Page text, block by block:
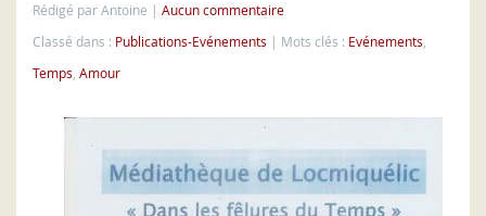
Rédigé par Antoine
Aucun commentaire
Classé dans : Publications-Evénements Mots clés : Evénements,
Temps, Amour